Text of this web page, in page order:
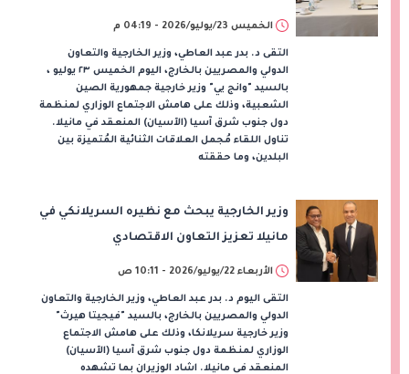
الإقليمية
الخميس 23/يوليو/2026 - 04:19 م
التقى د. بدر عبد العاطي، وزير الخارجية والتعاون
الدولي والمصريين بالخارج، اليوم الخميس ٢٣ يوليو ،
بالسيد "وانج يي" وزير خارجية جمهورية الصين
الشعبية، وذلك على هامش الاجتماع الوزاري لمنظمة
دول جنوب شرق آسيا (الآسيان) المنعقد في مانيلا.
تناول اللقاء مُجمل العلاقات الثنائية المُتميزة بين
البلدين، وما حققته
وزير الخارجية يبحث مع نظيره السريلانكي في
مانيلا تعزيز التعاون الاقتصادي
والاستثماري والتنسيق بشأن القضايا
الأربعاء 22/يوليو/2026 - 10:11 ص
التقى اليوم د. بدر عبد العاطي، وزير الخارجية والتعاون
الدولي والمصريين بالخارج، بالسيد "فيجيتا هيرث"
وزير خارجية سريلانكا، وذلك على هامش الاجتماع
الوزاري لمنظمة دول جنوب شرق آسيا (الآسيان)
المنعقد في مانيلا. اشاد الوزيران بما تشهده